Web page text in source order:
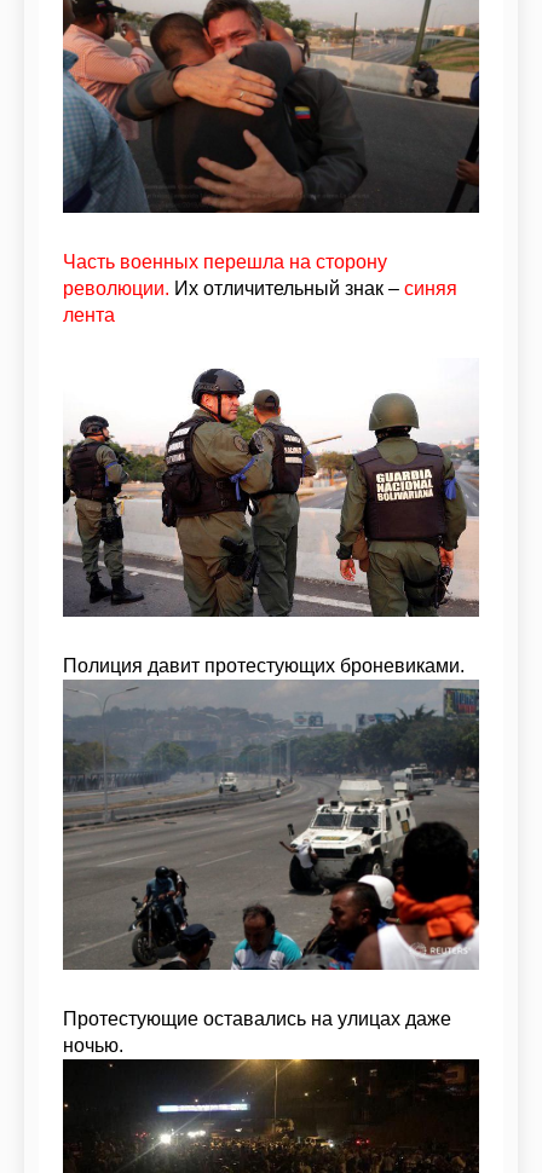
Часть военных перешла на сторону
революции. Их отличительный знак – синяя
лента
Полиция давит протестующих броневиками.
Протестующие оставались на улицах даже
ночью.